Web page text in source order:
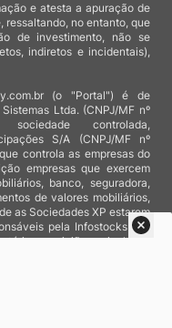
e atesta a apuração de
ressaltando, no entanto, que
de investimento, não se
indiretos e incidentais),
(o "Portal") é de
Ltda. (CNPJ/MF nº
sociedade controlada,
S/A (CNPJ/MF nº
controla as empresas do
empresas que exercem
banco, seguradora,
de valores mobiliários,
as Sociedades XP estarem
pela Infostocks são
e opiniões veiculadas